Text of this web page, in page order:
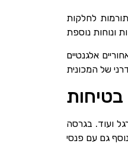
לחלקות
אלגנטיים
ועוד. בגרסה